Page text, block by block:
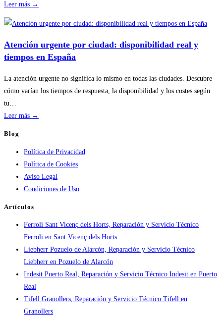
Leer más →
por
temporada
de
calderas:
Atención urgente por ciudad: disponibilidad real y
tiempos en España
La atención urgente no significa lo mismo en todas las ciudades. Descubre
cómo varían los tiempos de respuesta, la disponibilidad y los costes según
tu…
Leer más →
por
ciudad:
disponibilidad
real
en
España
Blog
Política de Privacidad
Política de Cookies
Aviso Legal
Condiciones de Uso
Artículos
Ferroli Sant Vicenç dels Horts, Reparación y Servicio Técnico
Ferroli en Sant Vicenç dels Horts
Liebherr Pozuelo de Alarcón, Reparación y Servicio Técnico
Liebherr en Pozuelo de Alarcón
Indesit Puerto Real, Reparación y Servicio Técnico Indesit en Puerto
Real
Tifell Granollers, Reparación y Servicio Técnico Tifell en
Granollers